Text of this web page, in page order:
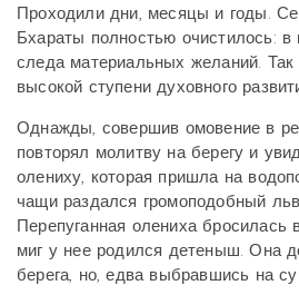
Проходили дни, месяцы и годы.
Бхараты полностью очистилось:
следа материальных желаний. Так
высокой ступени духовного
Однажды, совершив омовение в
повторял молитву на берегу и
олениху, которая пришла на
чащи раздался громоподобный
Перепуганная олениха бросилась
миг у нее родился детеныш. Она
берега, но, едва выбравшись на